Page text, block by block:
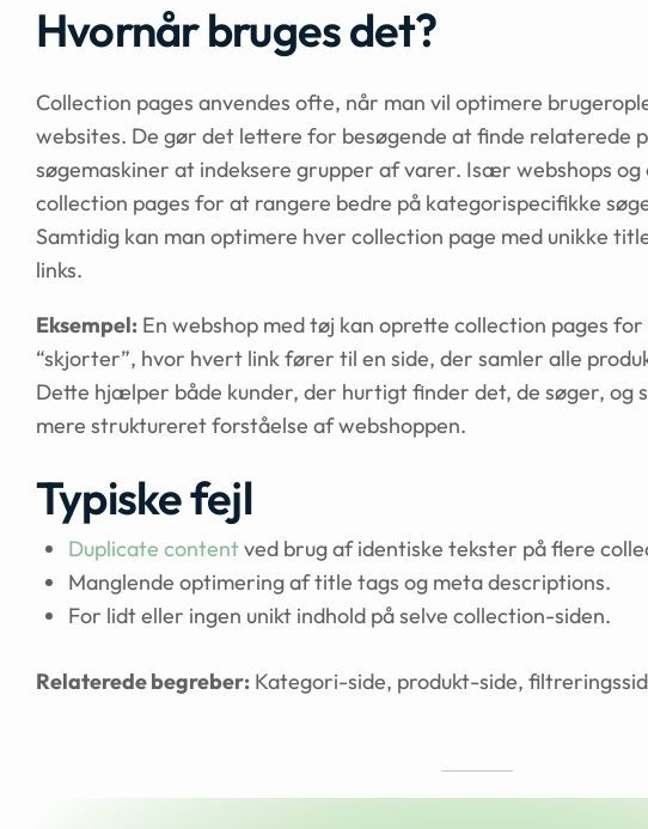
Hvornår bruges det?
Collection pages anvendes ofte, når man vil optimere
websites. De gør det lettere for besøgende at finde relaterede
søgemaskiner at indeksere grupper af varer. Især webshops
collection pages for at rangere bedre på kategorispecifikke
Samtidig kan man optimere hver collection page med unikke
links.
Eksempel: En webshop med tøj kan oprette collection pages for
“skjorter”, hvor hvert link fører til en side, der samler alle
Dette hjælper både kunder, der hurtigt finder det, de søger, og
mere struktureret forståelse af webshoppen.
Typiske fejl
Duplicate contentved brug af identiske tekster på flere
Manglende optimering af title tags og meta descriptions.
For lidt eller ingen unikt indhold på selve collection-siden.
Relaterede begreber: Kategori-side, produkt-side,